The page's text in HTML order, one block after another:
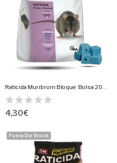
Raticida Muribrom Bloque. Bolsa 200 Gr.
4,30 €
Fuera De Stock